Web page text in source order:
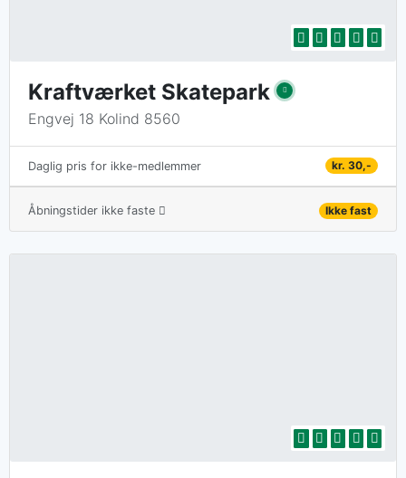
Kraftværket Skatepark
Engvej 18 Kolind 8560
Daglig pris for ikke-medlemmer kr. 30,-
Åbningstider ikke faste Ikke fast